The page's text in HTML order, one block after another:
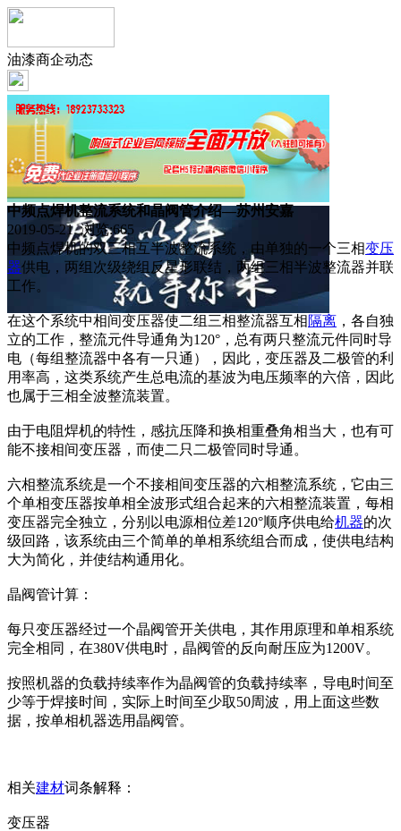
油漆商企动态
中频点焊机整流系统和晶阀管介绍—苏州安嘉
2019-05-21 浏览:665
中频点焊机的双三相互半波整流系统，由单独的一个三相变压
器供电，两组次级绕组反星形联结，两组三相半波整流器并联
工作。
在这个系统中相间变压器使二组三相整流器互相隔离 ，各自独
立的工作，整流元件导通角为120°，总有两只整流元件同时导
电（每组整流器中各有一只通），因此，变压器及二极管的利
用率高，这类系统产生总电流的基波为电压频率的六倍，因此
也属于三相全波整流装置。
由于电阻焊机的特性，感抗压降和换相重叠角相当大，也有可
能不接相间变压器，而使二只二极管同时导通。
六相整流系统是一个不接相间变压器的六相整流系统，它由三
个单相变压器按单相全波形式组合起来的六相整流装置，每相
变压器完全独立，分别以电源相位差120°顺序供电给机器的次
级回路，该系统由三个简单的单相系统组合而成，使供电结构
大为简化，并使结构通用化。
晶阀管计算：
每只变压器经过一个晶阀管开关供电，其作用原理和单相系统
完全相同，在380V供电时，晶阀管的反向耐压应为1200V。
按照机器的负载持续率作为晶阀管的负载持续率，导电时间至
少等于焊接时间，实际上时间至少取50周波，用上面这些数
据，按单相机器选用晶阀管。
相关建材词条解释：
变压器